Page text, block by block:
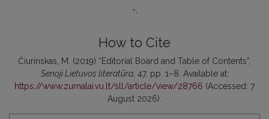
-
How to Cite
Čiurinskas, M. (2019) “Editorial Board and Table of Contents”,
Senoji Lietuvos literatūra, 47, pp. 1–8. Available at:
https://www.zurnalai.vu.lt/sll/article/view/28766 (Accessed: 7
August 2026).